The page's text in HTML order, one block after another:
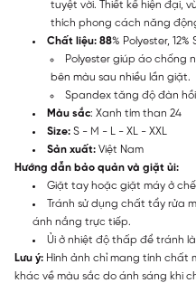
tuyệt vời. Thiết kế hiện đại,
thích phong cách năng
Chất liệu: 88% Polyester,
Polyester giúp áo chống
bên màu sau nhiều lần giặt.
Spandex tăng độ đàn
Màu sắc: Xanh tím than 24
Size: S - M - L - XL - XXL
Sản xuất: Việt Nam
Hướng dẫn bảo quản và giặt ủi:
Giặt tay hoặc giặt máy ở
Tránh sử dụng chất tẩy rửa
ánh nắng trực tiếp.
Ủi ở nhiệt độ thấp để tránh
Lưu ý: Hình ảnh chỉ mang tính chất
khác về màu sắc do ánh sáng khi